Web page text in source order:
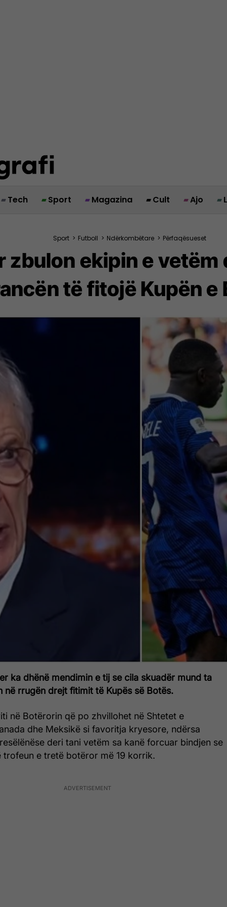
Tech Sport Magazina Cult Ajo
Sport > Futboll > Ndërkombëtare > Përfaqësueset
zbulon ekipin e vetëm
të fitojë Kupën e
ka dhënë mendimin e tij se cila skuadër mund ta
në rrugën drejt fitimit të Kupës së Botës.
në Botërorin që po zhvillohet në Shtetet e
dhe Meksikë si favoritja kryesore, ndërsa
deri tani vetëm sa kanë forcuar bindjen se
trofeun e tretë botëror më 19 korrik.